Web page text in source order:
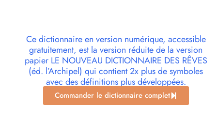
Ce dictionnaire en version numérique, accessible
gratuitement, est la version réduite de la version
papier LE NOUVEAU DICTIONNAIRE DES RÊVES
(éd. l’Archipel) qui contient 2x plus de symboles
avec des définitions plus développées.
Commander le dictionnaire complet